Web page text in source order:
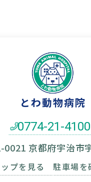
とわ動物病院
0774-21-4100
0021 京都府宇治市
プを見る 駐車場を